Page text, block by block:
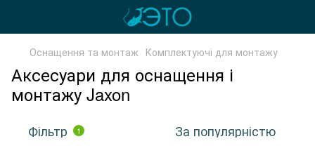
Оснащення та монтаж Комплектуючі для монтажу
Аксесуари для оснащення і
монтажу Jaxon
Фільтр 1 За популярністю